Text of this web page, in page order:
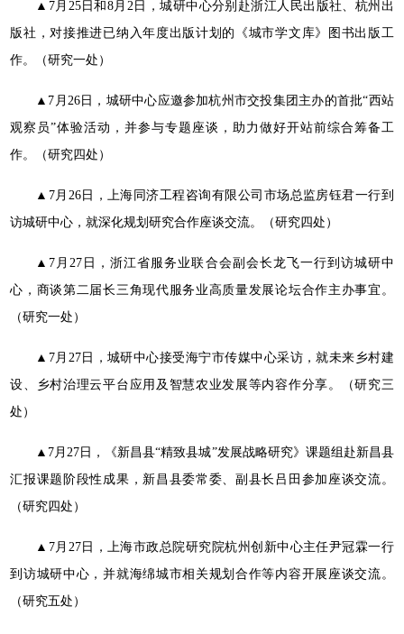
▲7月25日和8月2日，城研中心分别赴浙江人民出版社、杭州出
版社，对接推进已纳入年度出版计划的《城市学文库》图书出版工
作。（研究一处）
▲7月26日，城研中心应邀参加杭州市交投集团主办的首批“西站
观察员”体验活动，并参与专题座谈，助力做好开站前综合筹备工
作。（研究四处）
▲7月26日，上海同济工程咨询有限公司市场总监房钰君一行到
访城研中心，就深化规划研究合作座谈交流。（研究四处）
▲7月27日，浙江省服务业联合会副会长龙飞一行到访城研中
心，商谈第二届长三角现代服务业高质量发展论坛合作主办事宜。
（研究一处）
▲7月27日，城研中心接受海宁市传媒中心采访，就未来乡村建
设、乡村治理云平台应用及智慧农业发展等内容作分享。（研究三
处）
▲7月27日，《新昌县“精致县城”发展战略研究》课题组赴新昌县
汇报课题阶段性成果，新昌县委常委、副县长吕田参加座谈交流。
（研究四处）
▲7月27日，上海市政总院研究院杭州创新中心主任尹冠霖一行
到访城研中心，并就海绵城市相关规划合作等内容开展座谈交流。
（研究五处）